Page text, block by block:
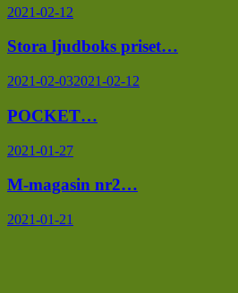
2021-02-12
Stora ljudboks priset…
2021-02-032021-02-12
POCKET…
2021-01-27
M-magasin nr2…
2021-01-21